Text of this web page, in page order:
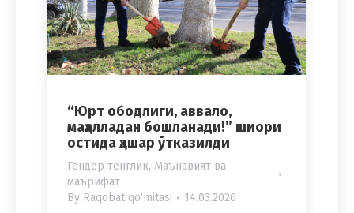
“Юрт ободлиги, аввало,
маҳалладaн бошланади!” шиори
остида ҳашар ўтказилди
Гендер тенглик, Маънавият ва
маърифат
By Raqobat qo'mitasi 14.03.2026